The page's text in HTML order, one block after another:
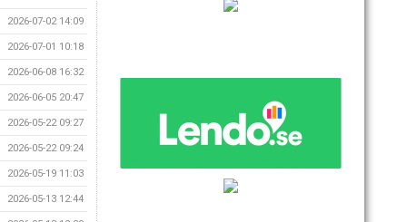
2026-07-02 14:09
2026-07-01 10:18
2026-06-08 16:32
2026-06-05 20:47
2026-05-22 09:27
2026-05-22 09:24
2026-05-19 11:03
2026-05-13 12:44